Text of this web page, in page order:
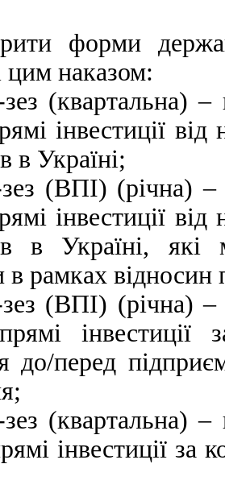
форми
цим наказом:
(квартальна) –
інвестиції від
в Україні;
(ВПІ) (річна)
інвестиції від
в Україні,
в рамках відносин
(ВПІ) (річна)
до/перед
(квартальна) –
інвестиції за